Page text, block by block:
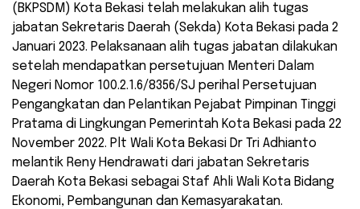
(BKPSDM) Kota Bekasi telah melakukan alih tugas
jabatan Sekretaris Daerah (Sekda) Kota Bekasi pada 2
Januari 2023. Pelaksanaan alih tugas jabatan dilakukan
setelah mendapatkan persetujuan Menteri Dalam
Negeri Nomor 100.2.1.6/8356/SJ perihal Persetujuan
Pengangkatan dan Pelantikan Pejabat Pimpinan Tinggi
Pratama di Lingkungan Pemerintah Kota Bekasi pada 22
November 2022. Plt Wali Kota Bekasi Dr Tri Adhianto
melantik Reny Hendrawati dari jabatan Sekretaris
Daerah Kota Bekasi sebagai Staf Ahli Wali Kota Bidang
Ekonomi, Pembangunan dan Kemasyarakatan.